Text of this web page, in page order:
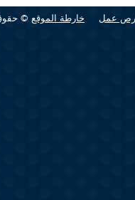
4/2017.
1/2017.
خارطة الموقع عمل